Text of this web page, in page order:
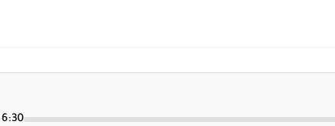
6:30